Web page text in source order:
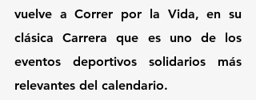
vuelve a Correr por la Vida, en su
clásica Carrera que es uno de los
eventos deportivos solidarios más
relevantes del calendario.